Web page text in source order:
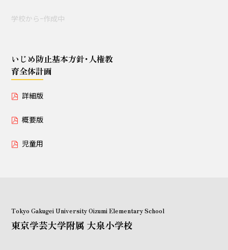
いじめ防止基本方針･人権教育全体計画
詳細版
児童用
学校からｰ作成中
いじめ防止基本方針･人権教
育全体計画
詳細版
概要版
児童用
Tokyo Gakugei University Oizumi Elementary School
東京学芸大学附属 大泉小学校